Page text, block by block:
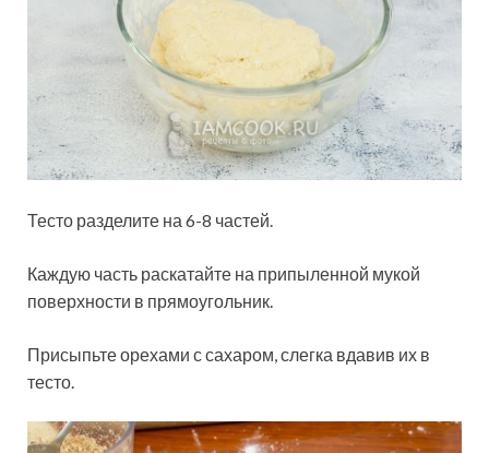
Тесто разделите на 6-8 частей.
Каждую часть раскатайте на припыленной мукой
поверхности в прямоугольник.
Присыпьте орехами с сахаром, слегка вдавив их в
тесто.